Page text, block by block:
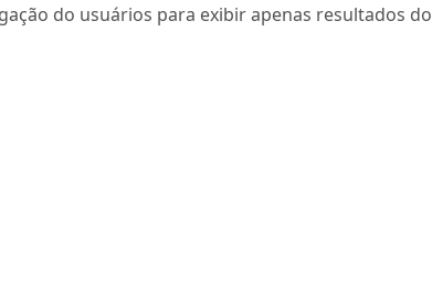
do usuários para exibir apenas resultados do